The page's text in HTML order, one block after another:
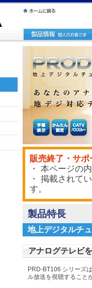
販売終了・サ
・ 本ページの
・ 掲載されて
す。
製品特長
地上デジタルチ
アナログテレビ
PRD-BT106 シリーズ
ル放送を視聴すること